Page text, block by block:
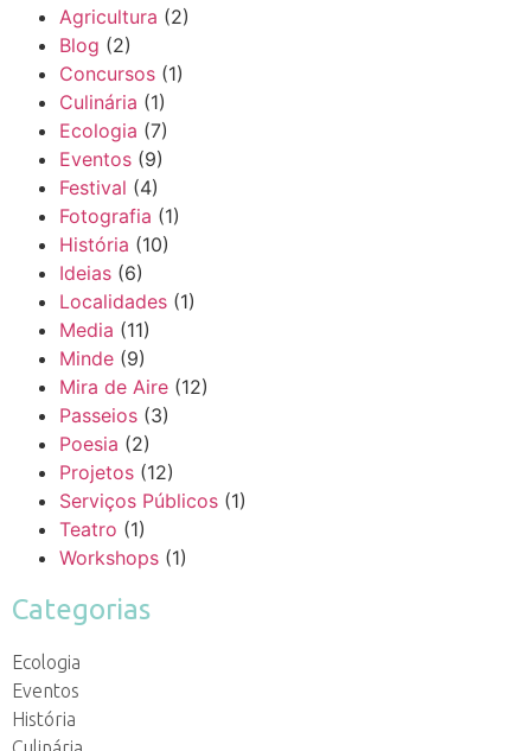
Agricultura (2)
Blog (2)
Concursos (1)
Culinária (1)
Ecologia (7)
Eventos (9)
Festival (4)
Fotografia (1)
História (10)
Ideias (6)
Localidades (1)
Media (11)
Minde (9)
Mira de Aire (12)
Passeios (3)
Poesia (2)
Projetos (12)
Serviços Públicos (1)
Teatro (1)
Workshops (1)
Categorias
Ecologia
Eventos
História